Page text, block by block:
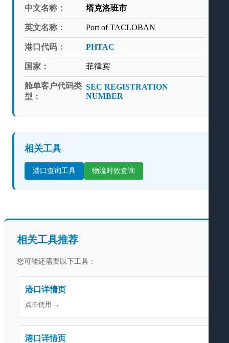
中文名称： 塔克洛班市
英文名称： Port of TACLOBAN
港口代码： PHTAC
国家： 菲律宾
舱单客户代码类
型：
SEC REGISTRATION
NUMBER
相关工具
港口查询工具 物流时效查询
相关工具推荐
您可能还需要以下工具：
港口详情页
点击使用 →
港口详情页